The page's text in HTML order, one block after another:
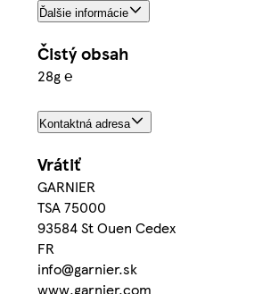
Ďalšie informácie
Čistý obsah
28g ℮
Kontaktná adresa
Vrátiť
GARNIER
TSA 75000
93584 St Ouen Cedex
FR
info@garnier.sk
www.garnier.com